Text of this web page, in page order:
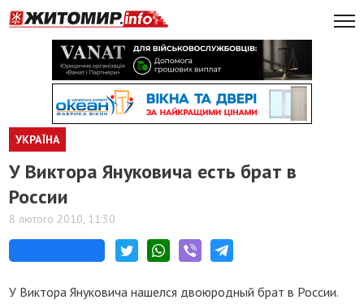
УКРАЇНА
У Виктора Януковича есть брат в
России
8 лютого 2010, 11:30
У Виктора Януковича нашелся двоюродный брат в России.